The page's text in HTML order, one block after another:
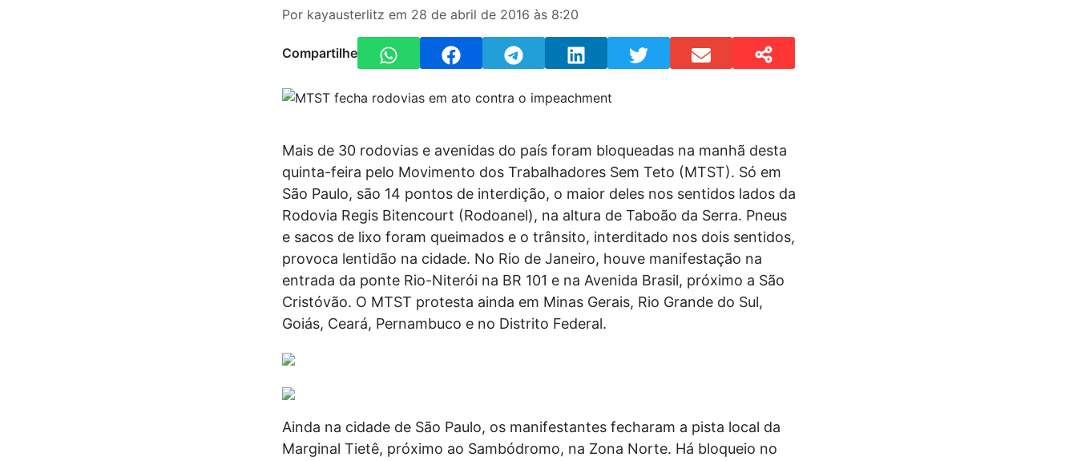
Por kayausterlitz em 28 de abril de 2016 às 8:20
Compartilhe
Mais de 30 rodovias e avenidas do país foram bloqueadas na manhã desta
quinta-feira pelo Movimento dos Trabalhadores Sem Teto (MTST). Só em
São Paulo, são 14 pontos de interdição, o maior deles nos sentidos lados da
Rodovia Regis Bitencourt (Rodoanel), na altura de Taboão da Serra. Pneus
e sacos de lixo foram queimados e o trânsito, interditado nos dois sentidos,
provoca lentidão na cidade. No Rio de Janeiro, houve manifestação na
entrada da ponte Rio-Niterói na BR 101 e na Avenida Brasil, próximo a São
Cristóvão. O MTST protesta ainda em Minas Gerais, Rio Grande do Sul,
Goiás, Ceará, Pernambuco e no Distrito Federal.
Ainda na cidade de São Paulo, os manifestantes fecharam a pista local da
Marginal Tietê, próximo ao Sambódromo, na Zona Norte. Há bloqueio no